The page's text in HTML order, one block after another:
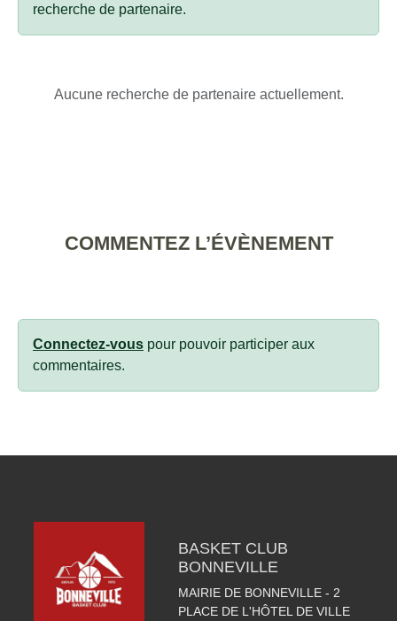
recherche de partenaire.
Aucune recherche de partenaire actuellement.
COMMENTEZ L’ÉVÈNEMENT
Connectez-vous pour pouvoir participer aux
commentaires.
BASKET CLUB
BONNEVILLE
MAIRIE DE BONNEVILLE - 2
PLACE DE L'HÔTEL DE VILLE